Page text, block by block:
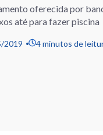
oferecida por
até para fazer piscina
2019 4 minutos de